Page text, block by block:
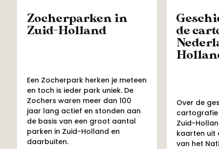
Zocherparken in
Zuid-Holland
Een Zocherpark herken je meteen
en toch is ieder park uniek. De
Zochers waren meer dan 100
jaar lang actief en stonden aan
de basis van een groot aantal
parken in Zuid-Holland en
daarbuiten.
de
Over de
cartografie
Zuid-
kaarten uit
van het